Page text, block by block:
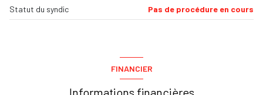
Statut du syndic Pas de procédure en cours
FINANCIER
Informations financières